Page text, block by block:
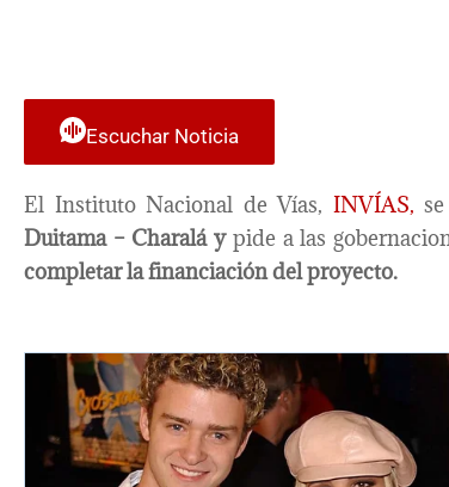
Escuchar Noticia
El Instituto Nacional de Vías, INVÍAS,
Duitama – Charalá ypide a las
completar la financiación del proyecto.